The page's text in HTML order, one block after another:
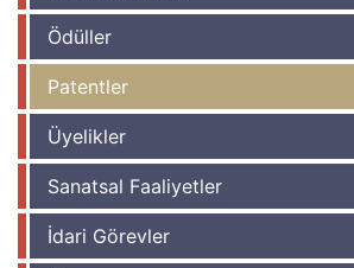
Ödüller
Patentler
Üyelikler
Sanatsal Faaliyetler
İdari Görevler